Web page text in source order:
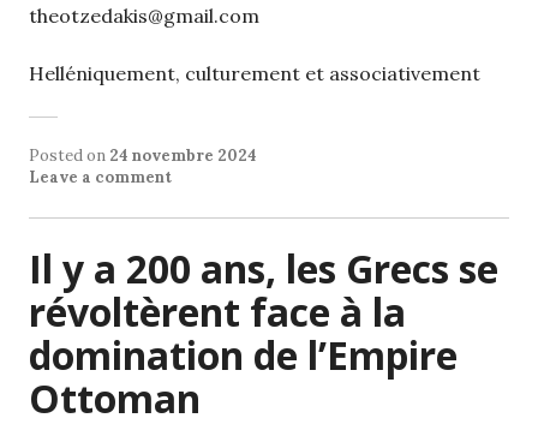
theotzedakis@gmail.com
Helléniquement, culturement et associativement
Posted on 24 novembre 2024
Leave a comment
Il y a 200 ans, les Grecs se
révoltèrent face à la
domination de l’Empire
Ottoman